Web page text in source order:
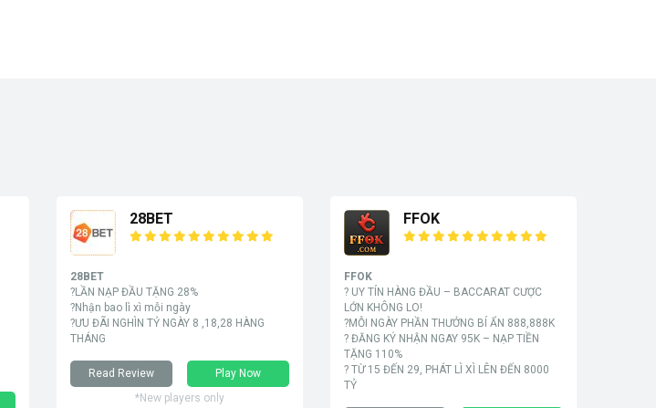
28BET
28BET
?LẦN NẠP ĐẦU TẶNG 28%
?Nhận bao lì xì mỗi ngày
?ƯU ĐÃI NGHÌN TỶ NGÀY 8 ,18,28 HÀNG
THÁNG
Read Review
Play Now
*New players only
FFOK
FFOK
? UY TÍN HÀNG ĐẦU – BACCARAT CƯỢC
LỚN KHÔNG LO!
?MỖI NGÀY PHẦN THƯỞNG BÍ ẨN 888,888K
? ĐĂNG KÝ NHẬN NGAY 95K – NẠP TIỀN
TẶNG 110%
? TỪ 15 ĐẾN 29, PHÁT LÌ XÌ LÊN ĐẾN 8000
TỶ